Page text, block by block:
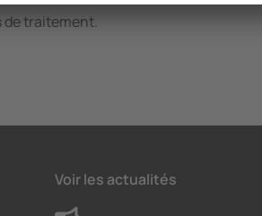
de traitement.
Voir les actualités